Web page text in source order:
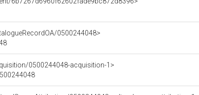
0500244048>
0500244048-acquisition-1>